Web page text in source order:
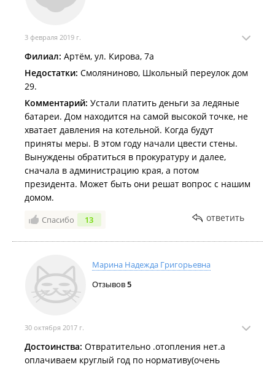
3 февраля 2019 г.
Филиал: Артём, ул. Кирова, 7а
Недостатки: Смоляниново, Школьный переулок дом
29.
Комментарий: Устали платить деньги за ледяные
батареи. Дом находится на самой высокой точке, не
хватает давления на котельной. Когда будут
приняты меры. В этом году начали цвести стены.
Вынуждены обратиться в прокуратуру и далее,
сначала в администрацию края, а потом
президента. Может быть они решат вопрос с нашим
домом.
Спасибо 13 ответить
Марина Надежда Григорьевна
Отзывов5
30 октября 2017 г.
Достоинства: Отвратительно .отопления нет.а
оплачиваем круглый год по нормативу(очень